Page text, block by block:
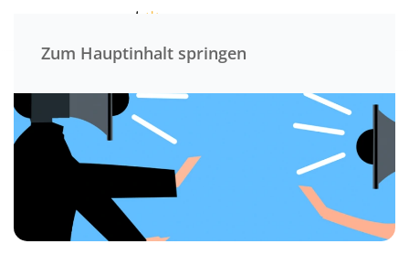
Zum Hauptinhalt springen